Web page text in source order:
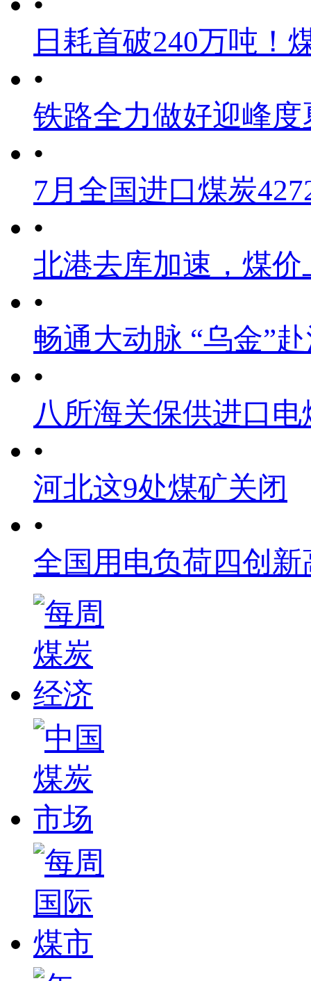
日耗首破240万吨！
•
铁路全力做好迎峰
•
7月全国进口煤炭
•
北港去库加速，煤
•
畅通大动脉 “乌金”
•
八所海关保供进口
•
河北这9处煤矿关闭
•
全国用电负荷四创